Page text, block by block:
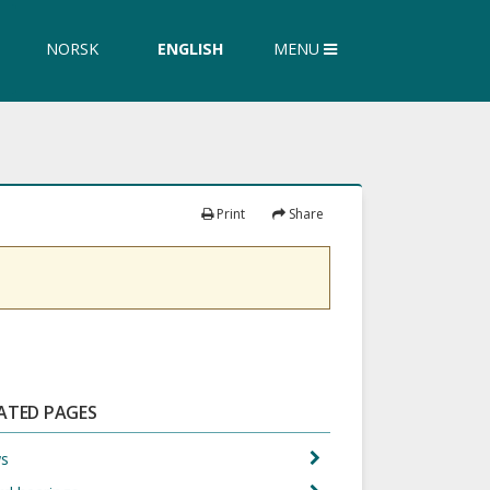
NORSK ENGLISH MENU
Print Share
PAGES